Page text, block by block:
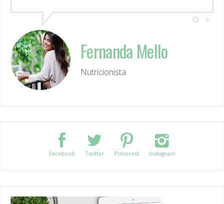
Nutricionista
Facebook Twitter Pinterest Instagram